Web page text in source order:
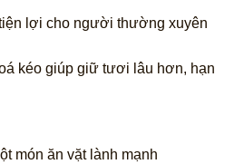
lợi cho người thường xuyên
kéo giúp giữ tươi lâu hơn, hạn
món ăn vặt lành mạnh